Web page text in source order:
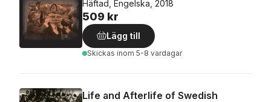
Häftad, Engelska, 2018
509 kr
Lägg till
Skickas inom 5-8 vardagar
Life and Afterlife of Swedish